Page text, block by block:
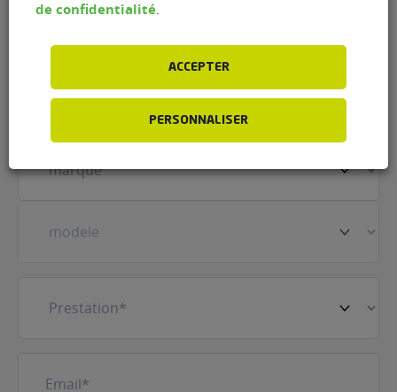
Votre
véhicule(Nécessaire)
mail(Nécessaire)
de confidentialité
ACCEPTER
PERSONNALISER